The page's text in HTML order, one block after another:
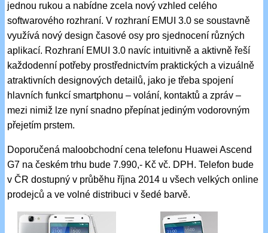
jednou rukou a nabídne zcela nový vzhled celého
softwarového rozhraní. V rozhraní EMUI 3.0 se soustavně
využívá nový design časové osy pro sjednocení různých
aplikací. Rozhraní EMUI 3.0 navíc intuitivně a aktivně řeší
každodenní potřeby prostřednictvím praktických a vizuálně
atraktivních designových detailů, jako je třeba spojení
hlavních funkcí smartphonu – volání, kontaktů a zpráv –
mezi nimiž lze nyní snadno přepínat jediným vodorovným
přejetím prstem.
Doporučená maloobchodní cena telefonu Huawei Ascend
G7 na českém trhu bude 7.990,- Kč vč. DPH. Telefon bude
v ČR dostupný v průběhu října 2014 u všech velkých online
prodejců a ve volné distribuci v šedé barvě.